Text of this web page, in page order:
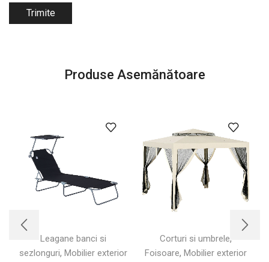
Produse Asemănătoare
Leagane banci si
sezlonguri, Mobilier exterior
Corturi si umbrele,
Foisoare, Mobilier exterior